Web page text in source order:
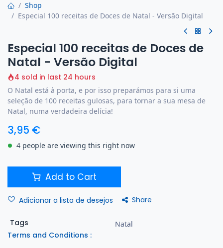
Shop
Especial 100 receitas de Doces de Natal - Versão Digital
Especial 100 receitas de Doces de
Natal - Versão Digital
4 sold in last 24 hours
O Natal está à porta, e por isso preparámos para si uma
seleção de 100 receitas gulosas, para tornar a sua mesa de
Natal, numa verdadeira delícia!
3,95 €
4 people are viewing this right now
Add to Cart
Adicionar a lista de desejos Share
Tags Natal
Terms and Conditions :